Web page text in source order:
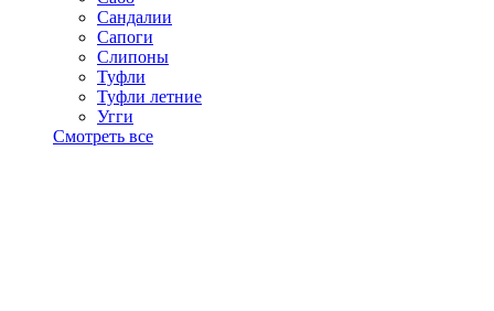
Сандалии
Сапоги
Слипоны
Туфли
Туфли летние
Угги
Смотреть все